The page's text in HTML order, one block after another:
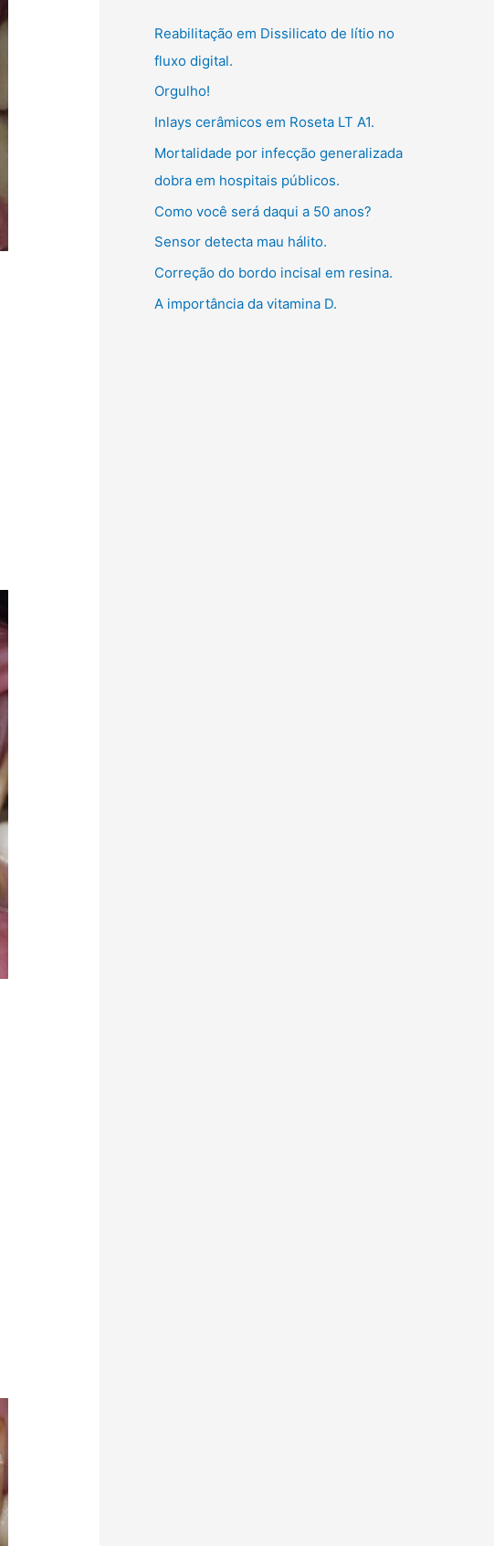
o
r
i
a
s
Reabilitação em Dissilicato de lítio no
fluxo digital.
Orgulho!
Inlays cerâmicos em Roseta LT A1.
Mortalidade por infecção generalizada
dobra em hospitais públicos.
Como você será daqui a 50 anos?
Sensor detecta mau hálito.
Correção do bordo incisal em resina.
A importância da vitamina D.